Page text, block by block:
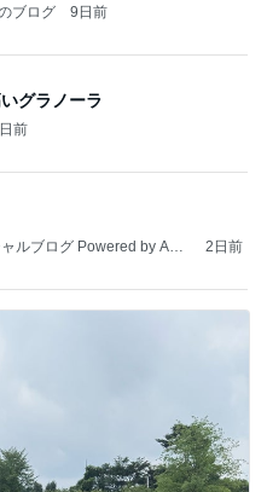
ブログ 9日前
グラノーラ
前
ルブログ Powered by Ame
2日前